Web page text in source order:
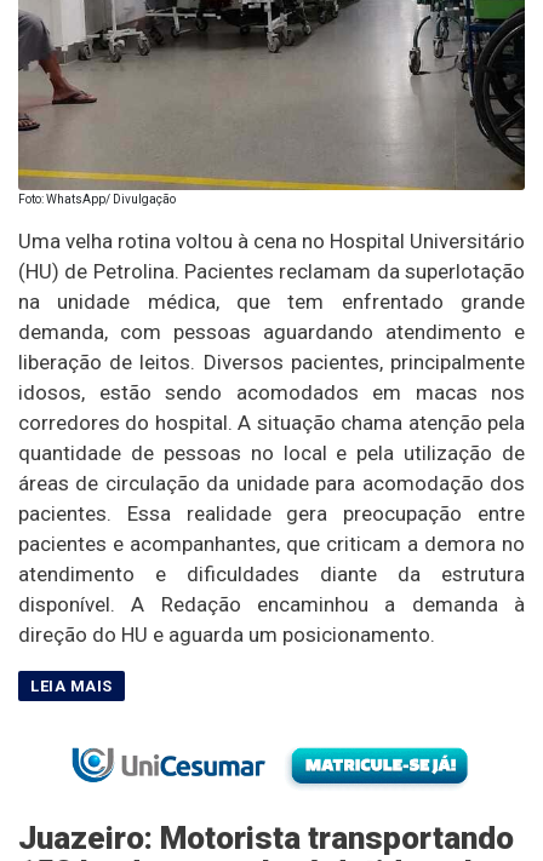
Foto: WhatsApp/ Divulgação
Uma velha rotina voltou à cena no Hospital Universitário
(HU) de Petrolina. Pacientes reclamam da superlotação
na unidade médica, que tem enfrentado grande
demanda, com pessoas aguardando atendimento e
liberação de leitos. Diversos pacientes, principalmente
idosos, estão sendo acomodados em macas nos
corredores do hospital. A situação chama atenção pela
quantidade de pessoas no local e pela utilização de
áreas de circulação da unidade para acomodação dos
pacientes. Essa realidade gera preocupação entre
pacientes e acompanhantes, que criticam a demora no
atendimento e dificuldades diante da estrutura
disponível. A Redação encaminhou a demanda à
direção do HU e aguarda um posicionamento.
Juazeiro: Motorista transportando